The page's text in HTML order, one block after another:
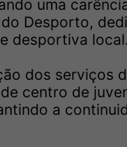
uma
Desporto,
desportiva local.
dos serviços
centro de
a